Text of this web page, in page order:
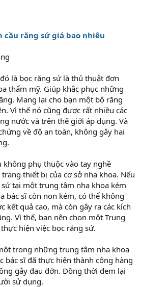
cầu răng sứ giá bao nhiêu
là bọc răng sứ là thủ thuật đơn
thẩm mỹ. Giúp khắc phục những
Mang lại cho bạn một bộ răng
Vì thế nó cũng được rất nhiều các
nước và trên thế giới áp dụng. Và
về độ an toàn, không gây hai
không phụ thuộc vào tay nghề
thiết bị của cơ sở nha khoa. Nếu
tại một trung tâm nha khoa kém
bác sĩ còn non kém, có thể không
kết quả cao, mà còn gây ra các kích
Vì thế, bạn nên chọn một Trung
hiện việc bọc răng sứ.
trong những trung tâm nha khoa
bác sĩ đã thực hiện thành công hàng
gây đau đớn. Đồng thời đem lại
sử dụng.